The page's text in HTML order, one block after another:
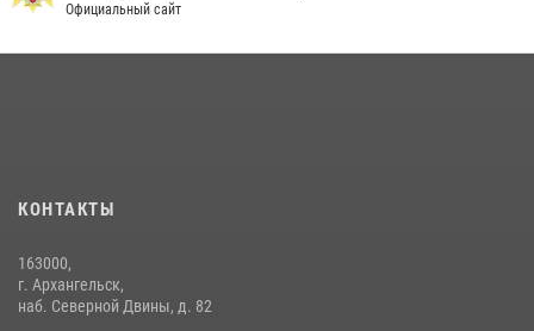
Официальный сайт
КОНТАКТЫ
163000,
г. Архангельск,
наб. Северной Двины, д. 82